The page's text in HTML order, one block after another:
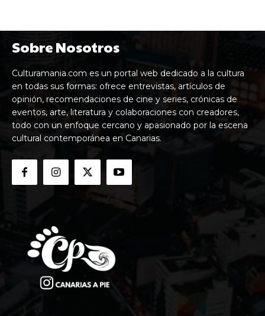
Sobre Nosotros
Culturamania.com es un portal web dedicado a la cultura
en todas sus formas: ofrece entrevistas, artículos de
opinión, recomendaciones de cine y series, crónicas de
eventos, arte, literatura y colaboraciones con creadores,
todo con un enfoque cercano y apasionado por la escena
cultural contemporánea en Canarias.